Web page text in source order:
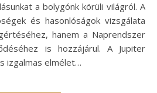
a bolygónk körüli világról. A
és hasonlóságok vizsgálata
hanem a Naprendszer
is hozzájárul. A Jupiter
izgalmas elmélet…